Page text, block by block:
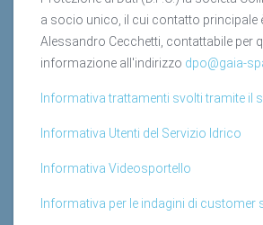
a socio unico, il cui contatto principale
Alessandro Cecchetti, contattabile per
informazione all'indirizzo dpo@gaia-
Informativa trattamenti svolti tramite il
Informativa Utenti del Servizio Idrico
Informativa Videosportello
Informativa per le indagini di customer